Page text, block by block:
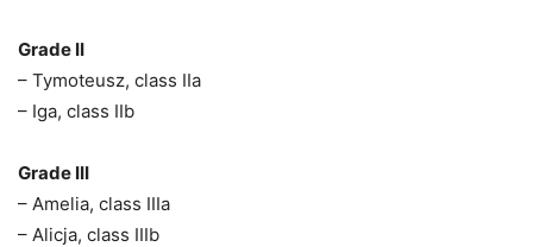
Grade II
– Tymoteusz, class IIa
– Iga, class IIb
Grade III
– Amelia, class IIIa
– Alicja, class IIIb